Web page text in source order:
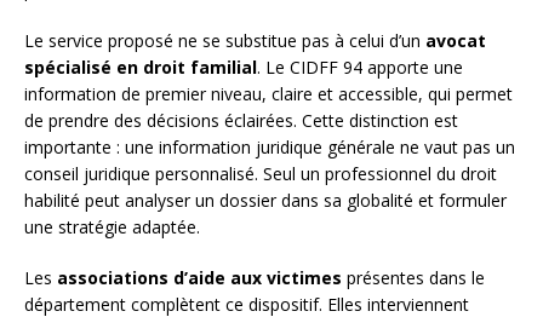
Le service proposé ne se substitue pas à celui d’un avocat
spécialisé en droit familial. Le CIDFF 94 apporte une
information de premier niveau, claire et accessible, qui permet
de prendre des décisions éclairées. Cette distinction est
importante : une information juridique générale ne vaut pas un
conseil juridique personnalisé. Seul un professionnel du droit
habilité peut analyser un dossier dans sa globalité et formuler
une stratégie adaptée.
Les associations d’aide aux victimes présentes dans le
département complètent ce dispositif. Elles interviennent